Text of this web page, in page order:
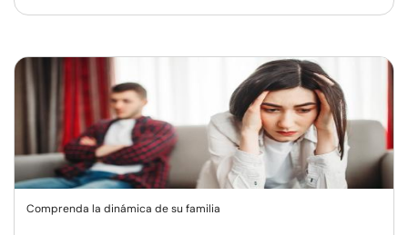
Comprenda la dinámica de su familia